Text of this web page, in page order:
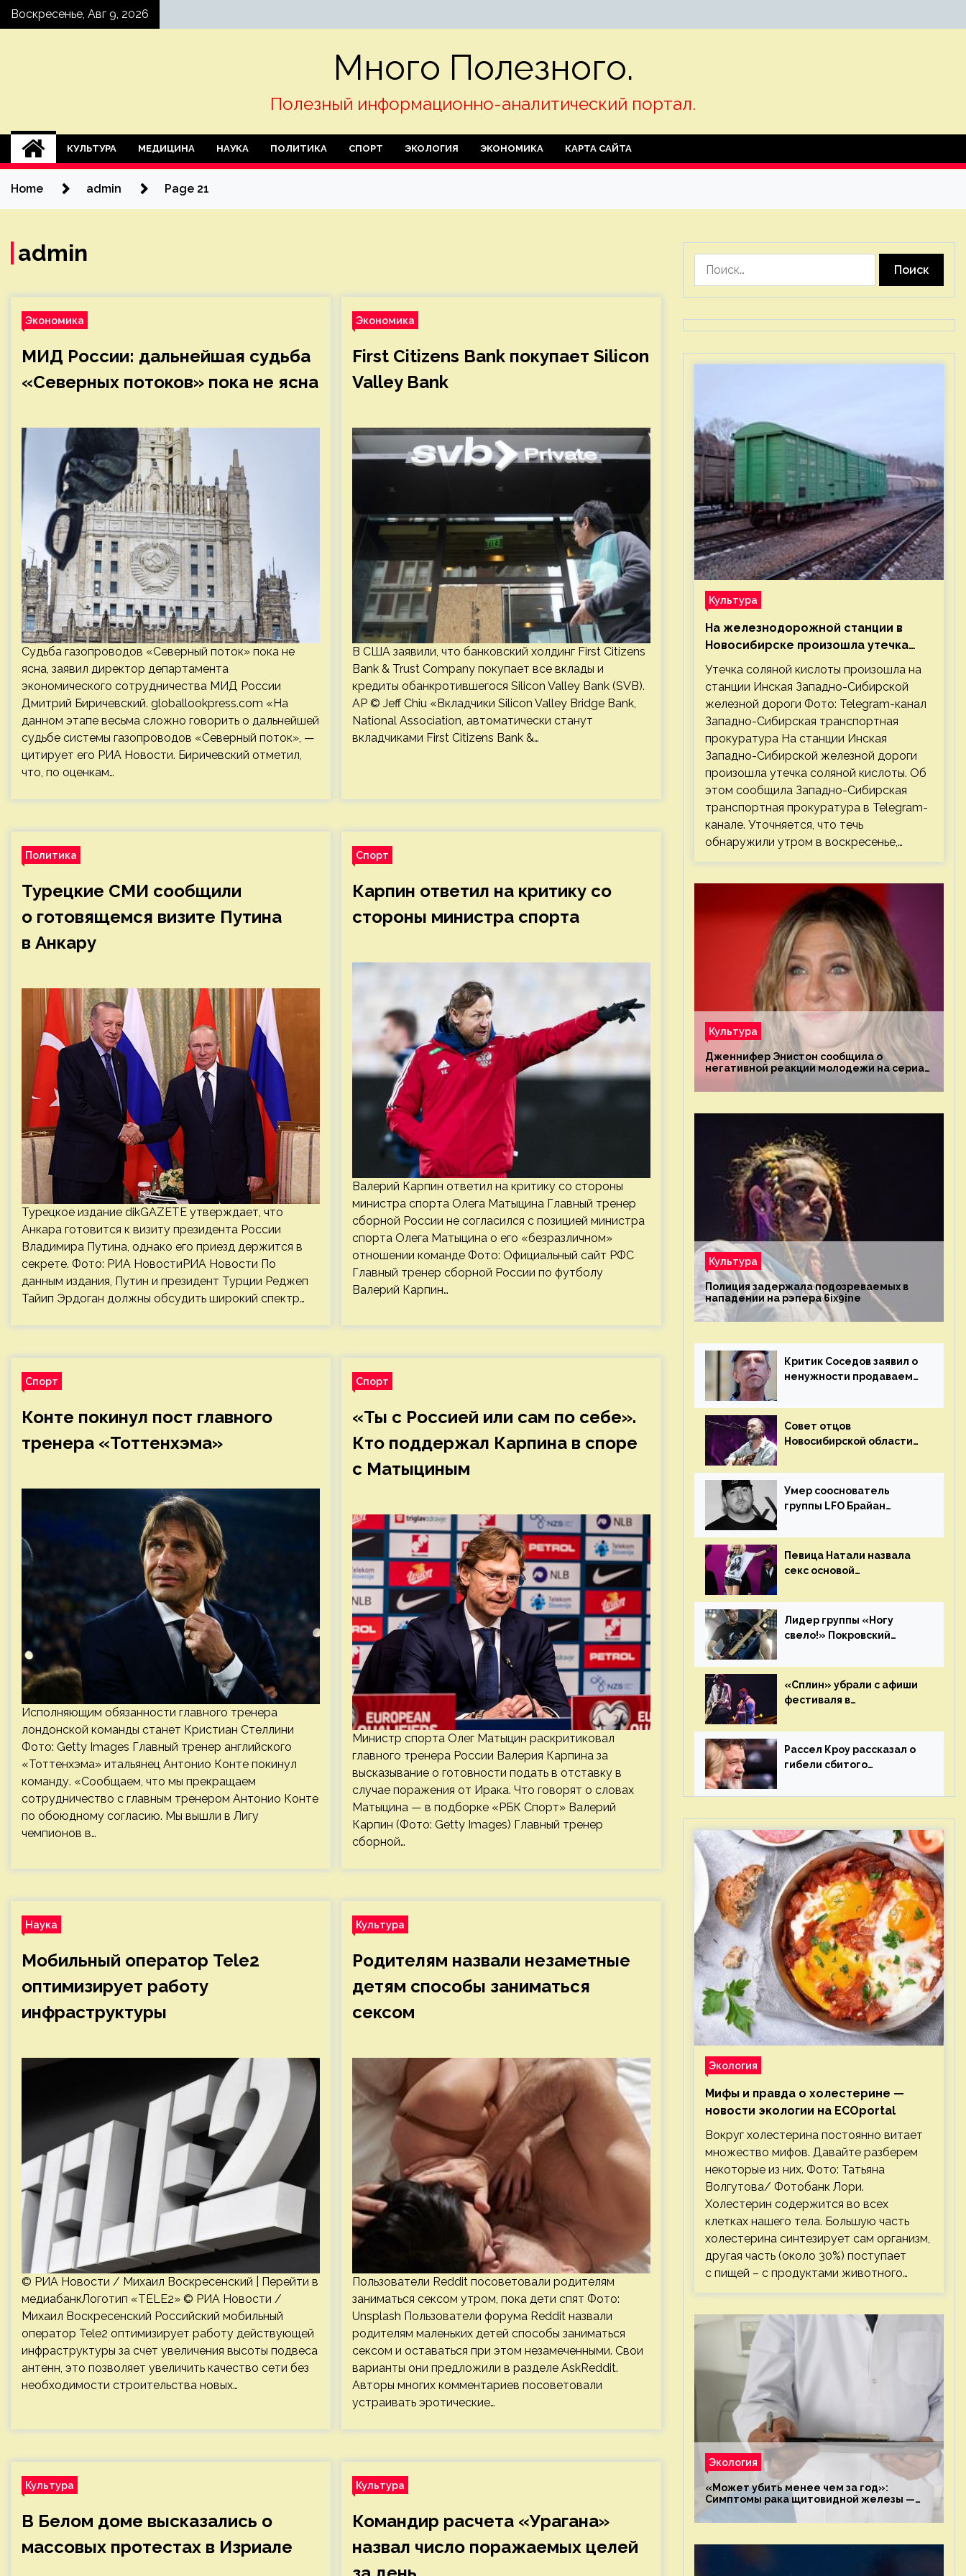
SkipВоскресенье, Авг 9, 2026
Много Полезного.
Полезный информационно-аналитический портал.
КУЛЬТУРА МЕДИЦИНА НАУКА ПОЛИТИКА СПОРТ ЭКОЛОГИЯ ЭКОНОМИКА КАРТА САЙТА
Home admin Page 21
admin
Экономика
МИД России: дальнейшая судьба
«Северных потоков» пока не ясна
Судьба газопроводов «Северный поток» пока не
ясна, заявил директор департамента
экономического сотрудничества МИД России
Дмитрий Биричевский. globallookpress.com «На
данном этапе весьма сложно говорить о дальнейшей
судьбе системы газопроводов «Северный поток», —
цитирует его РИА Новости. Биричевский отметил,
что, по оценкам…
Экономика
First Citizens Bank покупает Silicon
Valley Bank
В США заявили, что банковский холдинг First Citizens
Bank & Trust Company покупает все вклады и
кредиты обанкротившегося Silicon Valley Bank (SVB).
AP © Jeff Chiu «Вкладчики Silicon Valley Bridge Bank,
National Association, автоматически станут
вкладчиками First Citizens Bank &…
Политика
Турецкие СМИ сообщили
о готовящемся визите Путина
в Анкару
Турецкое издание dikGAZETE утверждает, что
Анкара готовится к визиту президента России
Владимира Путина, однако его приезд держится в
секрете. Фото: РИА НовостиРИА Новости По
данным издания, Путин и президент Турции Реджеп
Тайип Эрдоган должны обсудить широкий спектр…
Спорт
Карпин ответил на критику со
стороны министра спорта
Валерий Карпин ответил на критику со стороны
министра спорта Олега Матыцина Главный тренер
сборной России не согласился с позицией министра
спорта Олега Матыцина о его «безразличном»
отношении команде Фото: Официальный сайт РФС
Главный тренер сборной России по футболу
Валерий Карпин…
Спорт
Конте покинул пост главного
тренера «Тоттенхэма»
Исполняющим обязанности главного тренера
лондонской команды станет Кристиан Стеллини
Фото: Getty Images Главный тренер английского
«Тоттенхэма» итальянец Антонио Конте покинул
команду. «Сообщаем, что мы прекращаем
сотрудничество с главным тренером Антонио Конте
по обоюдному согласию. Мы вышли в Лигу
чемпионов в…
Спорт
«Ты с Россией или сам по себе».
Кто поддержал Карпина в споре
с Матыциным
Министр спорта Олег Матыцин раскритиковал
главного тренера России Валерия Карпина за
высказывание о готовности подать в отставку в
случае поражения от Ирака. Что говорят о словах
Матыцина — в подборке «РБК Спорт» Валерий
Карпин (Фото: Getty Images) Главный тренер
сборной…
Наука
Мобильный оператор Tele2
оптимизирует работу
инфраструктуры
© РИА Новости / Михаил Воскресенский | Перейти в
медиабанкЛоготип «TELE2» © РИА Новости /
Михаил Воскресенский Российский мобильный
оператор Tele2 оптимизирует работу действующей
инфраструктуры за счет увеличения высоты подвеса
антенн, это позволяет увеличить качество сети без
необходимости строительства новых…
Культура
Родителям назвали незаметные
детям способы заниматься
сексом
Пользователи Reddit посоветовали родителям
заниматься сексом утром, пока дети спят Фото:
Unsplash Пользователи форума Reddit назвали
родителям маленьких детей способы заниматься
сексом и оставаться при этом незамеченными. Свои
варианты они предложили в разделе AskReddit.
Авторы многих комментариев посоветовали
устраивать эротические…
Культура
В Белом доме высказались о
массовых протестах в Изриале
Культура
Командир расчета «Урагана»
назвал число поражаемых целей
Культура
На железнодорожной станции в
Новосибирске произошла утечка
соляной кислоты
Утечка соляной кислоты произошла на
станции Инская Западно-Сибирской
железной дороги Фото: Telegram-канал
Западно-Сибирская транспортная
прокуратура На станции Инская
Западно-Сибирской железной дороги
произошла утечка соляной кислоты. Об
этом сообщила Западно-Сибирская
транспортная прокуратура в Telegram-
канале. Уточняется, что течь
обнаружили утром в воскресенье,…
Культура
Дженнифер Энистон сообщила о
негативной реакции молодежи на сериал
Культура
Полиция задержала подозреваемых в
нападении на рэпера 6ix9ine
Критик Соседов заявил о
ненужности продаваемых
песен
Совет отцов
Новосибирской области
концерт группы «Сплин»
Умер сооснователь
группы LFO Брайан
Певица Натали назвала
секс основой
Лидер группы «Ногу
свело!» Покровский
иноагента
«Сплин» убрали с афиши
фестиваля в
жалобы «Союза отцов»
Рассел Кроу рассказал о
гибели сбитого
Экология
Мифы и правда о холестерине —
новости экологии на ECOportal
Вокруг холестерина постоянно витает
множество мифов. Давайте разберем
некоторые из них. Фото: Татьяна
Волгутова/ Фотобанк Лори.
Холестерин содержится во всех
клетках нашего тела. Большую часть
холестерина синтезирует сам организм,
другая часть (около 30%) поступает
с пищей – с продуктами животного…
Экология
«Может убить менее чем за год»:
Симптомы рака щитовидной железы —
новости экологии на ECOportal